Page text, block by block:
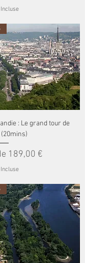
: Le grand tour de
189,00 €